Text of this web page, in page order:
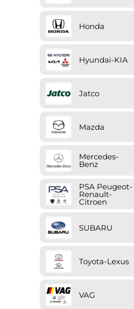
Honda
Hyundai-KIA
Jatco
Mazda
Mercedes-
Benz
PSA Peugeot-
Renault-
Citroen
SUBARU
Toyota-Lexus
VAG